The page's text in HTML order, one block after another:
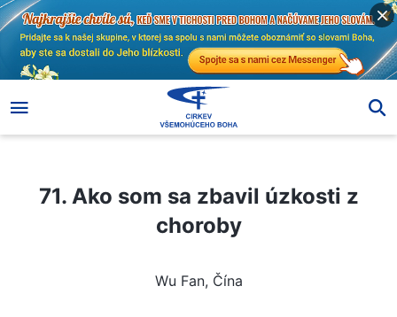
71. Ako som sa zbavil úzkosti z choroby
71. Ako som sa zbavil úzkosti z
choroby
Wu Fan, Čína